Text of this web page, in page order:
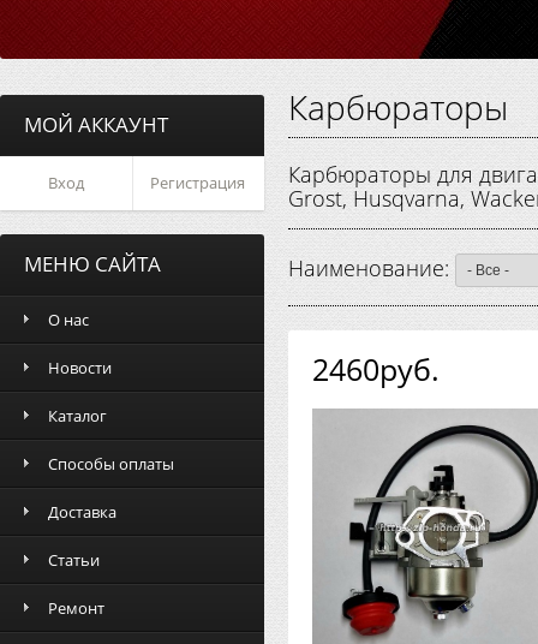
МОЙ АККАУНТ
Вход Регистрация
МЕНЮ САЙТА
О нас
Новости
Каталог
Способы оплаты
Доставка
Статьи
Ремонт
Карбюраторы
Карбюраторы для
Grost, Husqvarna,
Наименование:
2460руб.